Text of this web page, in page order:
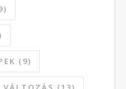
(9)